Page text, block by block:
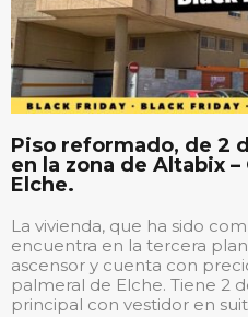
Piso reformado, de 2
en la zona de Altabix
Elche.
La vivienda, que ha sido
encuentra en la tercera
ascensor y cuenta con
palmeral de Elche. Tiene 2
principal con vestidor en